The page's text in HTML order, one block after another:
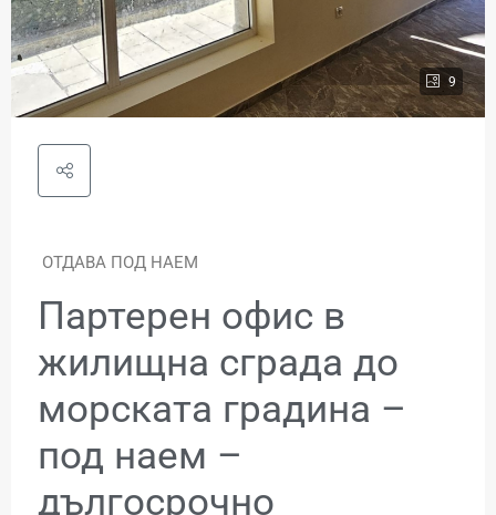
9
ОТДАВА ПОД НАЕМ
Партерен офис в
жилищна сграда до
морската градина –
под наем –
дългосрочно